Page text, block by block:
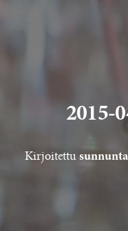
2015-
Kirjoitettu